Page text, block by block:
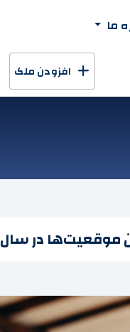
ما
افزودن ملک
در سال ۲۰۲۶.